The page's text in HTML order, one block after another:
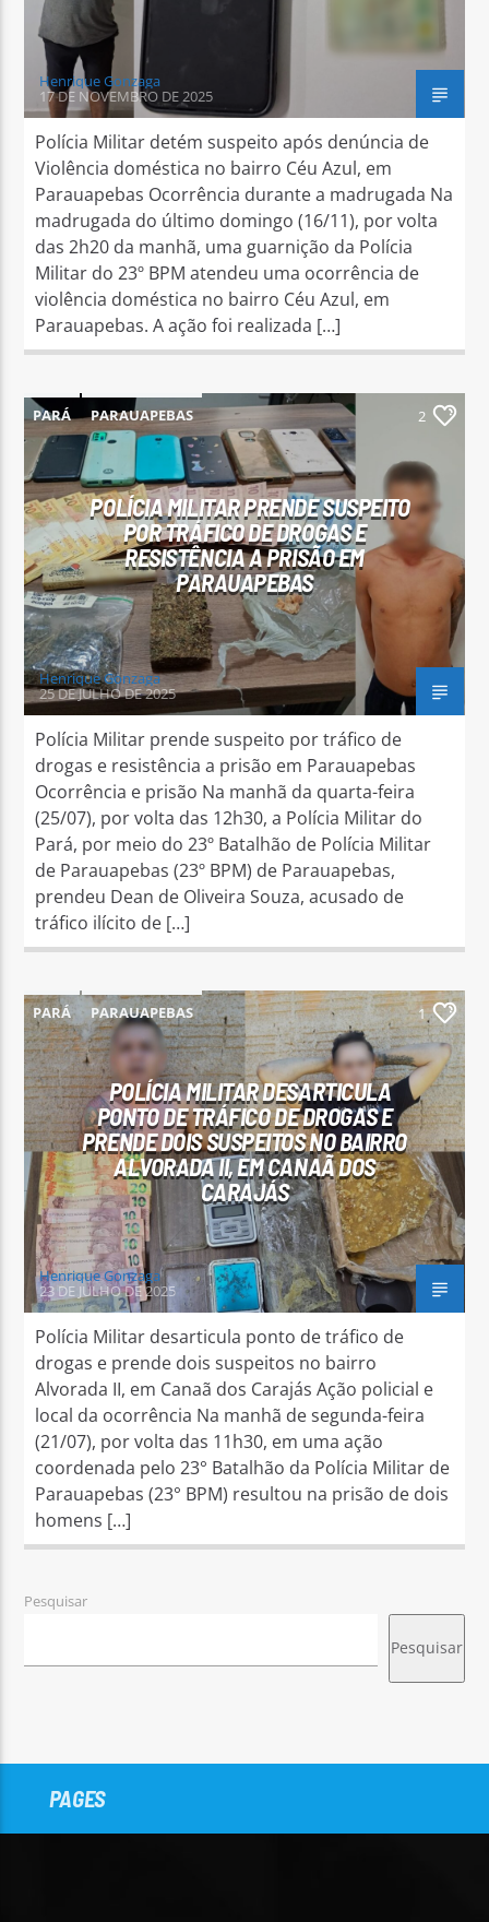
Henrique Gonzaga
17 DE NOVEMBRO DE 2025
Polícia Militar detém suspeito após denúncia de
Violência doméstica no bairro Céu Azul, em
Parauapebas Ocorrência durante a madrugada Na
madrugada do último domingo (16/11), por volta
das 2h20 da manhã, uma guarnição da Polícia
Militar do 23º BPM atendeu uma ocorrência de
violência doméstica no bairro Céu Azul, em
Parauapebas. A ação foi realizada […]
PARÁ PARAUAPEBAS 2
POLÍCIA MILITAR PRENDE SUSPEITO
POR TRÁFICO DE DROGAS E
RESISTÊNCIA A PRISÃO EM
PARAUAPEBAS
Henrique Gonzaga
25 DE JULHO DE 2025
Polícia Militar prende suspeito por tráfico de
drogas e resistência a prisão em Parauapebas
Ocorrência e prisão Na manhã da quarta-feira
(25/07), por volta das 12h30, a Polícia Militar do
Pará, por meio do 23º Batalhão de Polícia Militar
de Parauapebas (23º BPM) de Parauapebas,
prendeu Dean de Oliveira Souza, acusado de
tráfico ilícito de […]
PARÁ PARAUAPEBAS 1
POLÍCIA MILITAR DESARTICULA
PONTO DE TRÁFICO DE DROGAS E
PRENDE DOIS SUSPEITOS NO BAIRRO
ALVORADA II, EM CANAÃ DOS
CARAJÁS
Henrique Gonzaga
23 DE JULHO DE 2025
Polícia Militar desarticula ponto de tráfico de
drogas e prende dois suspeitos no bairro
Alvorada II, em Canaã dos Carajás Ação policial e
local da ocorrência Na manhã de segunda-feira
(21/07), por volta das 11h30, em uma ação
coordenada pelo 23° Batalhão da Polícia Militar de
Parauapebas (23° BPM) resultou na prisão de dois
homens […]
Pesquisar
Pesquisar
PAGES